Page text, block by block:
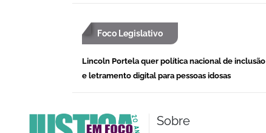
Foco Legislativo
Lincoln Portela quer política nacional de inclusão
e letramento digital para pessoas idosas
Sobre